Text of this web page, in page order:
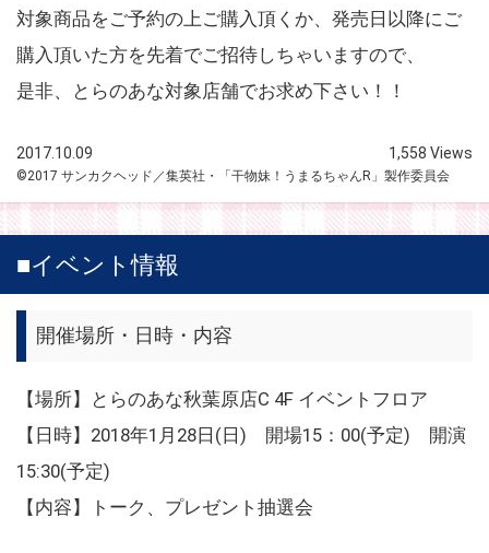
対象商品をご予約の上ご購入頂くか、発売日以降にご
購入頂いた方を先着でご招待しちゃいますので、
是非、とらのあな対象店舗でお求め下さい！！
2017.10.09 1,558 Views
©2017 サンカクヘッド／集英社・「干物妹！うまるちゃんR」製作委員会
■イベント情報
開催場所・日時・内容
【場所】とらのあな秋葉原店C 4F イベントフロア
【日時】2018年1月28日(日) 開場15：00(予定) 開演
15:30(予定)
【内容】トーク、プレゼント抽選会